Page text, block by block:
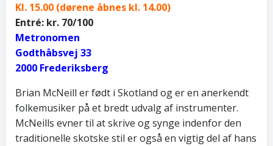
Kl. 15.00 (dørene åbnes kl. 14.00)
Entré: kr. 70/100
Metronomen
Godthåbsvej 33
2000 Frederiksberg
Brian McNeill er født i Skotland og er en anerkendt
folkemusiker på et bredt udvalg af instrumenter.
McNeills evner til at skrive og synge indenfor den
traditionelle skotske stil er også en vigtig del af hans